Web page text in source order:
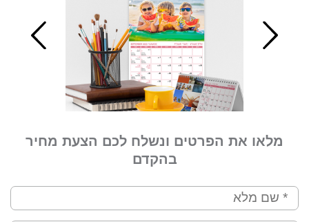
מלאו את הפרטים ונשלח לכם הצעת מחיר
בהקדם